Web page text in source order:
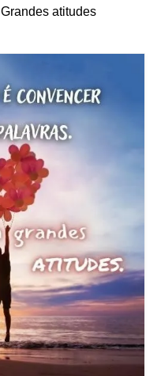
Grandes atitudes